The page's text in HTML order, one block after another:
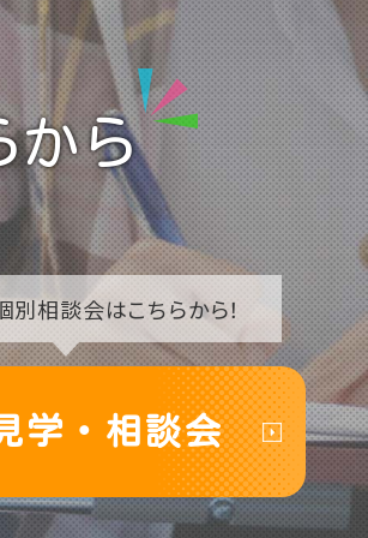
から
別相談会はこちらから！
学・相談会